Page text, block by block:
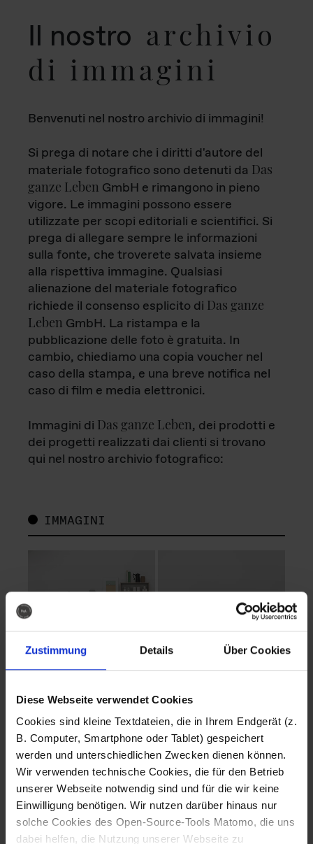
Zustimmung Details Über Cookies
Diese Webseite verwendet Cookies
Cookies sind kleine Textdateien, die in Ihrem Endgerät (z.
B. Computer, Smartphone oder Tablet) gespeichert
werden und unterschiedlichen Zwecken dienen können.
Wir verwenden technische Cookies, die für den Betrieb
unserer Webseite notwendig sind und für die wir keine
Einwilligung benötigen. Wir nutzen darüber hinaus nur
solche Cookies des Open-Source-Tools Matomo, die uns
dabei helfen, die Nutzung unserer Webseite zu
Il nostro archivio
di immagini
Benvenuti nel nostro archivio di immagini!
Si prega di notare che i diritti d'autore del
materiale fotografico sono detenuti da Das
ganze Leben GmbH e rimangono in pieno
vigore. Le immagini possono essere
utilizzate per scopi editoriali e scientifici. Si
prega di allegare sempre le informazioni
sulla fonte, che troverete salvata insieme
alla rispettiva immagine. Qualsiasi
alienazione del materiale fotografico
richiede il consenso esplicito di Das ganze
Leben GmbH. La ristampa e la
pubblicazione delle foto è gratuita. In
cambio, chiediamo una copia voucher nel
caso della stampa, e una breve notifica nel
caso di film e media elettronici.
Immagini di Das ganze Leben, dei prodotti e
dei progetti realizzati dai clienti si trovano
qui nel nostro archivio fotografico:
IMMAGINI
Fotografo: Lorenz
Sternbach
Download
Fotografo: Lorenz
Sternbach
Download